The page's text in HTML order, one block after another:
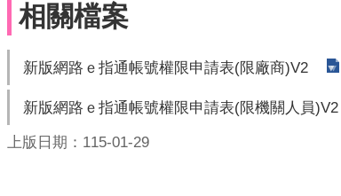
相關檔案
新版網路ｅ指通帳號權限申請表(限廠商)V2
新版網路ｅ指通帳號權限申請表(限機關人員)V2
上版日期：115-01-29